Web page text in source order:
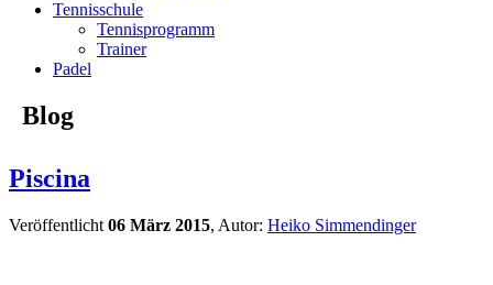
Tennisschule
Tennisprogramm
Trainer
Padel
Blog
Piscina
Veröffentlicht 06 März 2015, Autor: Heiko Simmendinger